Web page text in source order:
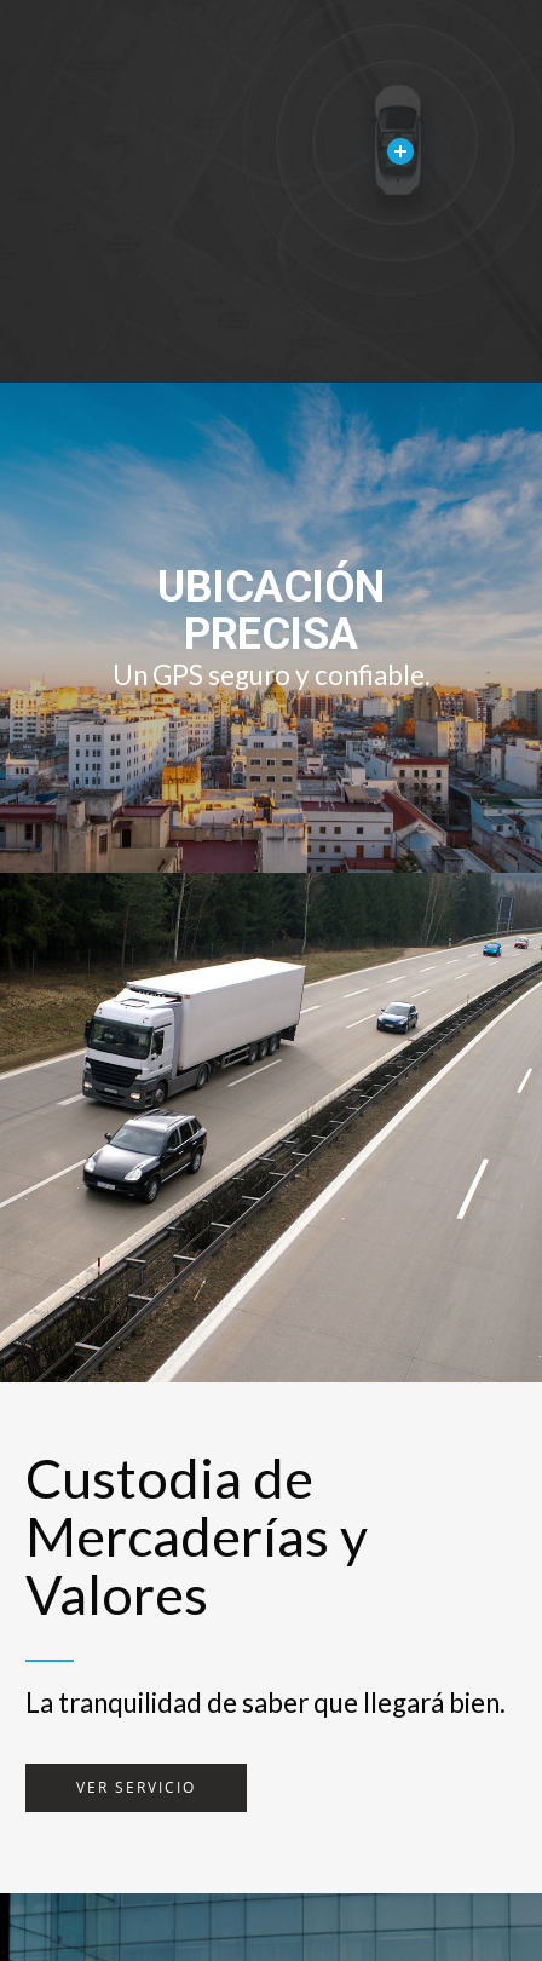
UBICACIÓN
PRECISA
Un GPS seguro y confiable.
Custodia de
Mercaderías y
Valores
La tranquilidad de saber que llegará bien.
VER SERVICIO